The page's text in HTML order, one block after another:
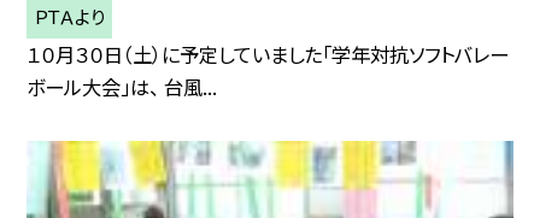
ＰＴＡより
１０月３０日（土）に予定していました「学年対抗ソフトバレー
ボール大会」は、 台風...